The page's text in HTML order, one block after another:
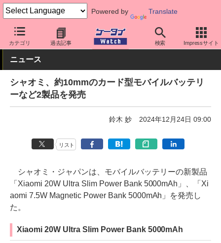
Powered by Translate
カテゴリ 過去記事 検索 Impressサイト
ケータイ Watch 周辺機器/アクセサリー モバイルバッテリー
ニュース
シャオミ、約10mmのカード型モバイルバッテリ
ーなど2製品を発売
鈴木 妙 2024年12月24日 09:00
リスト
シャオミ・ジャパンは、モバイルバッテリーの新製品
「Xiaomi 20W Ultra Slim Power Bank 5000mAh」、「Xi
aomi 7.5W Magnetic Power Bank 5000mAh」を発売し
た。
Xiaomi 20W Ultra Slim Power Bank 5000mAh